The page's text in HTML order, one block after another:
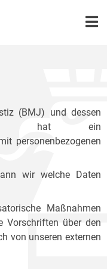
(BMJ) und dessen
hat ein
personenbezogenen
wir welche Daten
Maßnahmen
Vorschriften über den
von unseren externen